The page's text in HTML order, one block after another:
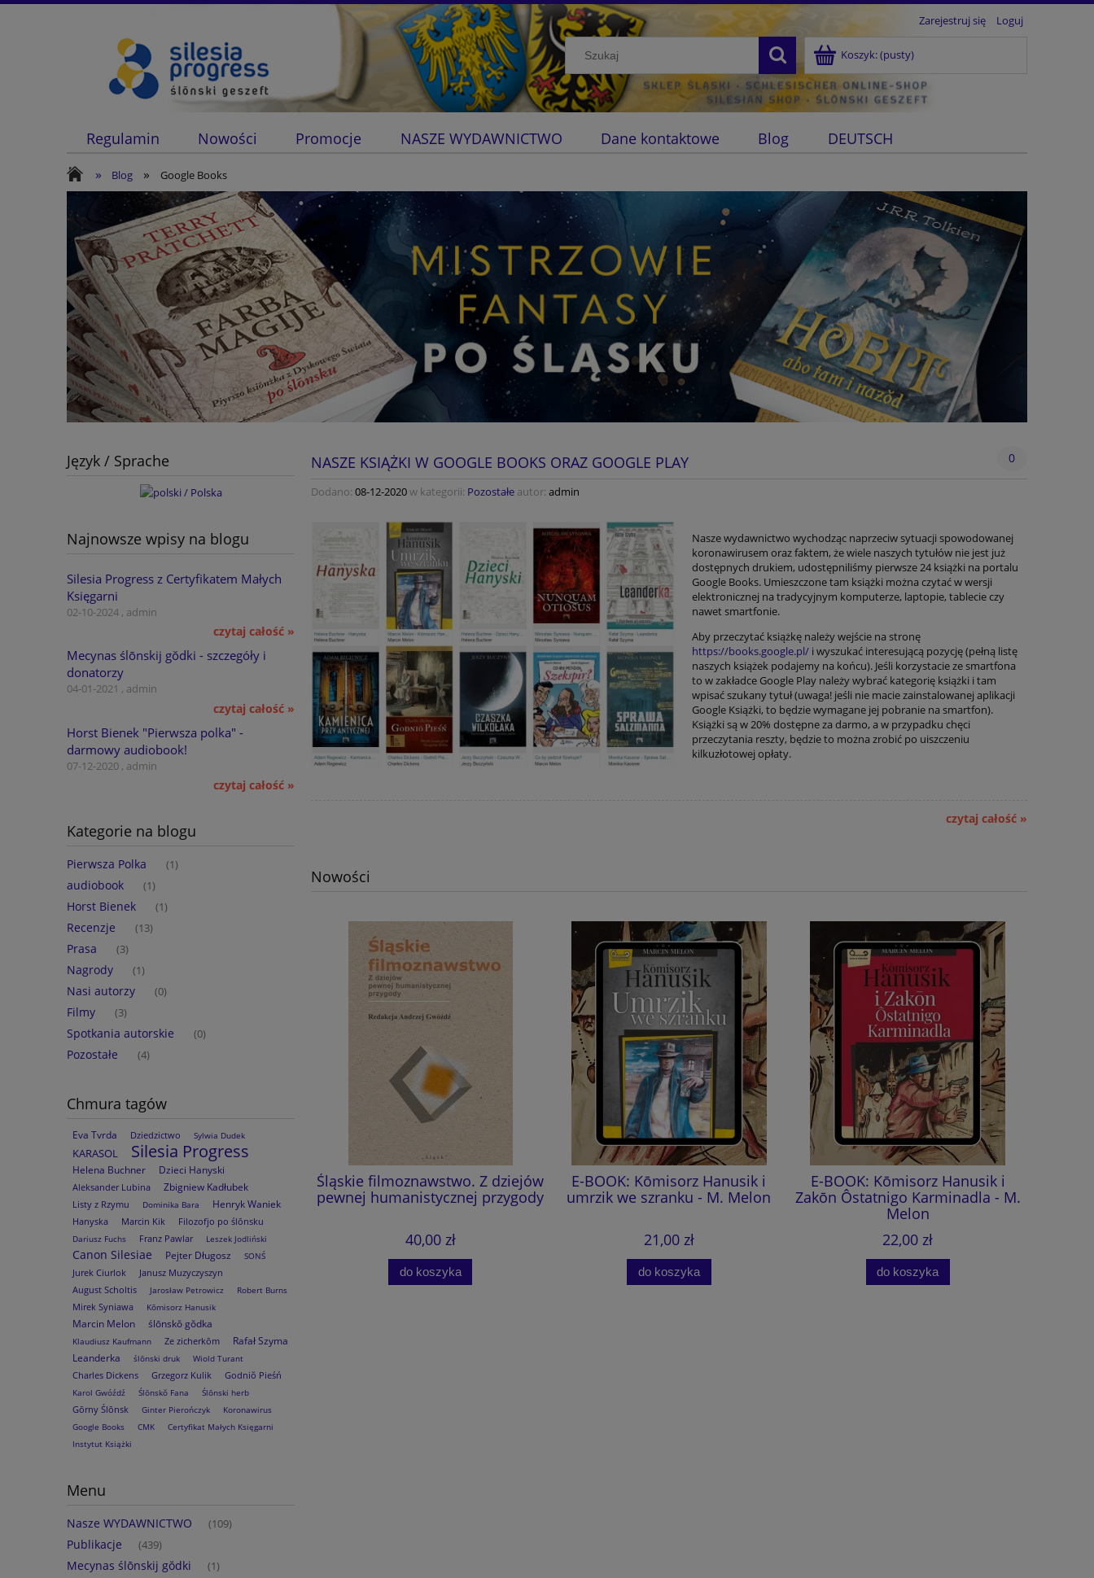
Zarejestruj się Loguj
Koszyk:(pusty)
Regulamin Nowości Promocje NASZE WYDAWNICTWO Dane kontaktowe Blog DEUTSCH
» Blog » Google Books
Język / Sprache
Najnowsze wpisy na blogu
Silesia Progress z Certyfikatem Małych
Księgarni
02-10-2024 , admin
czytaj całość »
Mecynas ślōnskij gŏdki - szczegóły i
donatorzy
04-01-2021 , admin
czytaj całość »
Horst Bienek "Pierwsza polka" -
darmowy audiobook!
07-12-2020 , admin
czytaj całość »
Kategorie na blogu
Pierwsza Polka (1)
audiobook (1)
Horst Bienek (1)
Recenzje (13)
Prasa (3)
Nagrody (1)
Nasi autorzy (0)
Filmy (3)
Spotkania autorskie (0)
Pozostałe (4)
Chmura tagów
Eva Tvrda Dziedzictwo Sylwia Dudek
KARASOL Silesia Progress
Helena Buchner Dzieci Hanyski
Aleksander Lubina Zbigniew Kadłubek
Listy z Rzymu Dominika Bara Henryk Waniek
Hanyska Marcin Kik Filozofjo po ślōnsku
Dariusz Fuchs Franz Pawlar Leszek Jodliński
Canon Silesiae Pejter Długosz SONŚ
Jurek Ciurlok
Janusz Muzyczyszyn
August Scholtis
Jarosław Petrowicz Robert Burns
Mirek Syniawa Kōmisorz Hanusik
Marcin Melon ślōnskŏ gŏdka
Klaudiusz Kaufmann Ze zicherkōm
Rafał Szyma
Leanderka
ślōnski druk Wiold Turant
Charles Dickens Grzegorz Kulik Godniŏ Pieśń
Karol Gwóźdź Ślōnskŏ Fana Ślōnski herb
Gōrny Ślōnsk Ginter Pierończyk
Koronawirus
Google Books
CMK
Certyfikat Małych Księgarni
Instytut Książki
Menu
Nasze WYDAWNICTWO (109)
Publikacje (439)
Mecynas ślōnskij gŏdki (1)
NASZE KSIĄŻKI W GOOGLE BOOKS ORAZ GOOGLE PLAY 0
Dodano: 08-12-2020w kategorii: Pozostałe autor: admin
Nasze wydawnictwo wychodząc naprzeciw sytuacji spowodowanej
koronawirusem oraz faktem, że wiele naszych tytułów nie jest już
dostępnych drukiem, udostępniliśmy pierwsze 24 książki na portalu
Google Books. Umieszczone tam książki można czytać w wersji
elektronicznej na tradycyjnym komputerze, laptopie, tablecie czy
nawet smartfonie.
Aby przeczytać książkę należy wejście na stronę
https://books.google.pl/i wyszukać interesującą pozycję (pełną listę
naszych książek podajemy na końcu). Jeśli korzystacie ze smartfona
to w zakładce Google Play należy wybrać kategorię książki i tam
wpisać szukany tytuł (uwaga! jeśli nie macie zainstalowanej aplikacji
Google Książki, to będzie wymagane jej pobranie na smartfon).
Książki są w 20% dostępne za darmo, a w przypadku chęci
przeczytania reszty, będzie to można zrobić po uiszczeniu
kilkuzłotowej opłaty.
czytaj całość »
Nowości
Dzieje zrębowego kościoła
pątniczego w Gościęcinie
59,00 zł
do koszyka
Śląskie filmoznawstwo. Z dziejów
pewnej humanistycznej przygody
40,00 zł
do koszyka
E-BOOK: Kōmisorz Hanusik i
umrzik we szranku - M. Melon
21,00 zł
do koszyka
E-BOOK: Kōmisorz Hanusik i
Zakōn Ôstatnigo Karminadla - M.
Melon
22,00 zł
do koszyka